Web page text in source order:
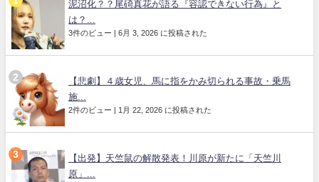
泥沼化？？尾碕真花が語る『容認できない行為』と
は？...
3件のビュー | 6月 3, 2026 に投稿された
【悲劇】４歳女児、馬に指をかみ切られる事故・乗馬
施...
2件のビュー | 1月 22, 2026 に投稿された
【出発】天竺鼠の解散発表！川原が新たに「天竺川
原」...